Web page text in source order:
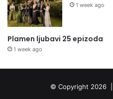
1 week ago
Plamen ljubavi 25 epizoda
1 week ago
© Copyright 2026 |